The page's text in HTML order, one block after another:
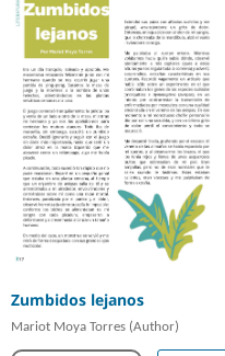
Zumbidos lejanos
Mariot Moya Torres (Author)